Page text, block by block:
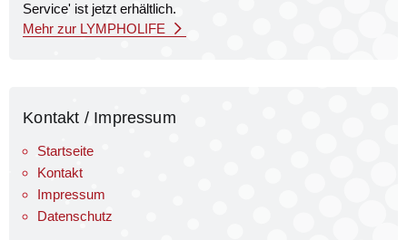
Service' ist jetzt erhältlich.
Mehr zur LYMPHOLIFE
Kontakt / Impressum
Startseite
Kontakt
Impressum
Datenschutz